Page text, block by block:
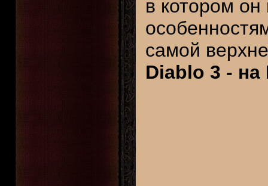
в котором
самой
Diablo 3 - на